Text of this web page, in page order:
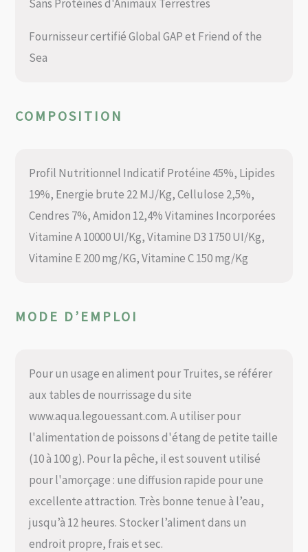
Sans Protéines d'Animaux Terrestres
Fournisseur certifié Global GAP et Friend of the
Sea
COMPOSITION
Profil Nutritionnel Indicatif Protéine 45%, Lipides
19%, Energie brute 22 MJ/Kg, Cellulose 2,5%,
Cendres 7%, Amidon 12,4% Vitamines Incorporées
Vitamine A 10000 UI/Kg, Vitamine D3 1750 UI/Kg,
Vitamine E 200 mg/KG, Vitamine C 150 mg/Kg
MODE D’EMPLOI
Pour un usage en aliment pour Truites, se référer
aux tables de nourrissage du site
www.aqua.legouessant.com. A utiliser pour
l'alimentation de poissons d'étang de petite taille
(10 à 100 g). Pour la pêche, il est souvent utilisé
pour l'amorçage : une diffusion rapide pour une
excellente attraction. Très bonne tenue à l’eau,
jusqu’à 12 heures. Stocker l’aliment dans un
endroit propre, frais et sec.